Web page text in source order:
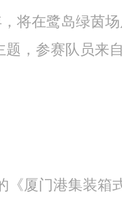
将在鹭岛绿茵
题，参赛队员来
《厦门港集装箱